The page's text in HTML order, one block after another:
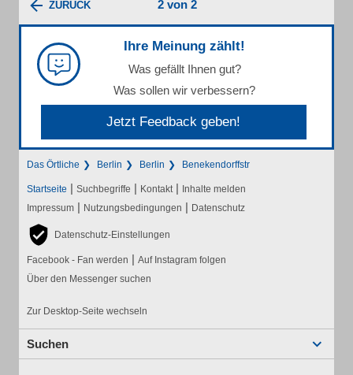
ZURÜCK 2 von 2
Ihre Meinung zählt!
Was gefällt Ihnen gut?
Was sollen wir verbessern?
Jetzt Feedback geben!
Das Örtliche Berlin Berlin Benekendorffstr
Startseite | Suchbegriffe | Kontakt | Inhalte melden
Impressum | Nutzungsbedingungen | Datenschutz
Datenschutz-Einstellungen
Facebook - Fan werden | Auf Instagram folgen
Über den Messenger suchen
Zur Desktop-Seite wechseln
Suchen